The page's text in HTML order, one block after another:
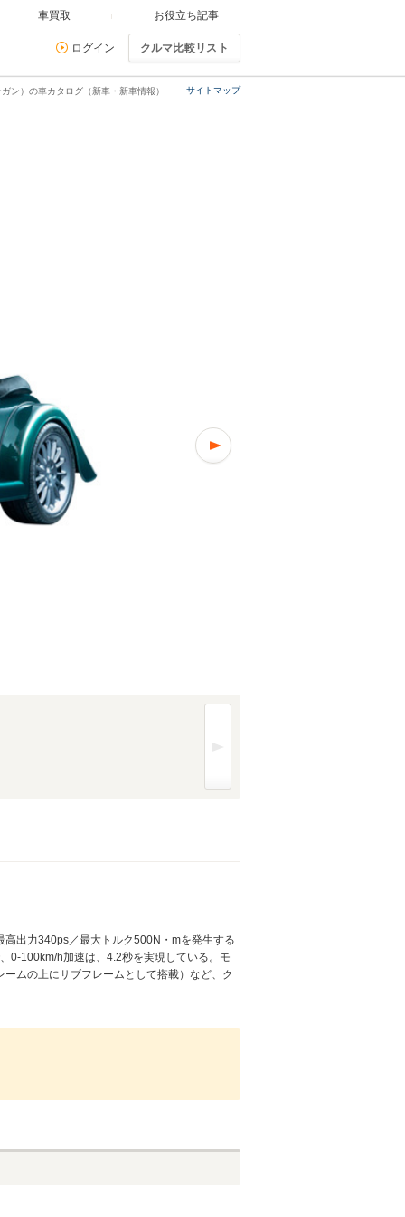
車買取 お役立ち記事
ログイン クルマ比較リスト
サイトマップ
ン）の車カタログ（新車・新車情報）
出力340ps／最大トルク500N・mを発生する
0-100km/h加速は、4.2秒を実現している。モ
ムの上にサブフレームとして搭載）など、ク